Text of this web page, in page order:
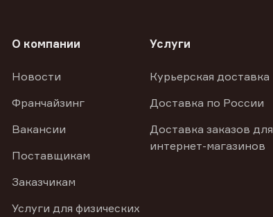
О компании
Новости
Франчайзинг
Вакансии
Поставщикам
Заказчикам
Услуги для физических
Услуги
Курьерская доставка
Доставка по России
Доставка заказов для
интернет-магазинов